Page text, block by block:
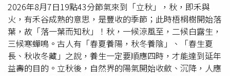
2026年8月7日19點43分節氣來到「立秋」，秋，即禾與
火，有禾谷成熟的意思，是豐收的季節；此時梧桐樹開始落
葉，故「落一葉而知秋」！秋，一候涼風至，二候白露生，
三候寒蟬鳴。古人有「春夏養陽，秋冬養陰」、「春生夏
長、秋收冬藏」之說，養生一定要順應四時，才能達到延年
益壽的目的。立秋後，自然界的陽氣開始收斂、沉降，人應